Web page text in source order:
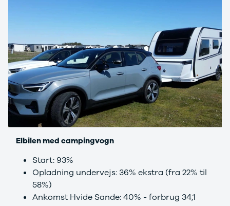
Se alle Fiat
Elbil
500
500C
500L
500L Wagon
Panda
500e
500X
Tipo
Ducato 35
Ford
Elbilen med campingvogn
Start: 93%
Opladning undervejs: 36% ekstra (fra 22% til
58%)
Ankomst Hvide Sande: 40% - forbrug 34,1